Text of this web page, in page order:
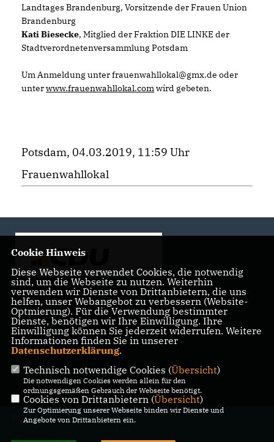
Landtages Brandenburg, Vorsitzende der Frauen Union
Brandenburg
Kati Biesecke, Mitglied der Fraktion DIE LINKE der
Stadtverordnetenversammlung Potsdam
Um Anmeldung unter frauenwahllokal@gmx.de oder
unterwww.frauenwahllokal.comwird gebeten.
Potsdam, 04.03.2019, 11:59 Uhr
Frauenwahllokal
Landtagsabgeordnete der CDU Fraktion im Landtag
Brandenburg
IMPRESSUM DATENSCHUTZ KONTAKT
@2026 Bürgerbüro Kristy Augustin,
Cookie Hinweis
Diese Webseite verwendet Cookies, die notwendig
sind, um die Webseite zu nutzen. Weiterhin
verwenden wir Dienste von Drittanbietern, die uns
helfen, unser Webangebot zu verbessern (Website-
Optmierung). Für die Verwendung bestimmter
Dienste, benötigen wir Ihre Einwilligung. Ihre
Einwilligung können Sie jederzeit widerrufen. Weitere
Informationen finden Sie in unserer
Datenschutzerklärung.
Technisch notwendige Cookies (Übersicht)
Die notwendigen Cookies werden allein für den
ordnungsgemäßen Gebrauch der Webseite benötigt.
Cookies von Drittanbietern (Übersicht)
Zur Optimierung unserer Webseite binden wir Dienste und
Angebote von Drittanbietern ein.